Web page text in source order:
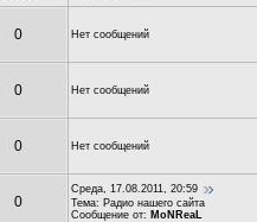
0 Нет сообщений
0 Нет сообщений
0 Нет сообщений
0
Среда, 17.08.2011, 20:59
Тема: Радио нашего сайта
Сообщение от: MoNReaL